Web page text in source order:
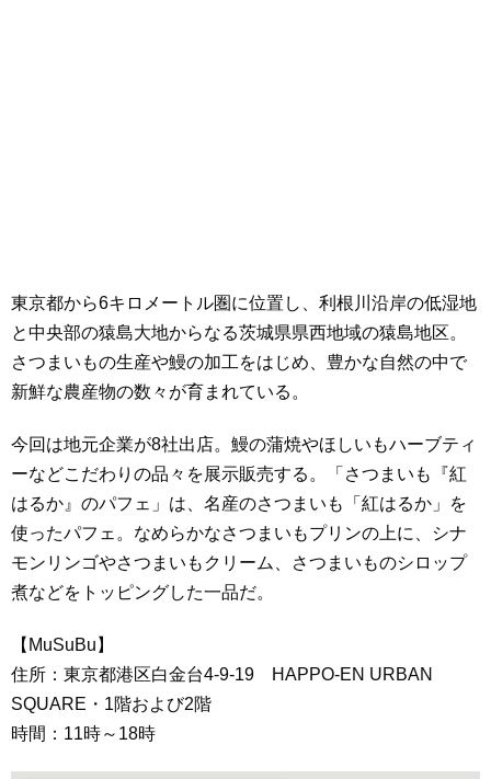
東京都から6キロメートル圏に位置し、利根川沿岸の低湿地
と中央部の猿島大地からなる茨城県県西地域の猿島地区。
さつまいもの生産や鰻の加工をはじめ、豊かな自然の中で
新鮮な農産物の数々が育まれている。
今回は地元企業が8社出店。鰻の蒲焼やほしいもハーブティ
ーなどこだわりの品々を展示販売する。「さつまいも『紅
はるか』のパフェ」は、名産のさつまいも「紅はるか」を
使ったパフェ。なめらかなさつまいもプリンの上に、シナ
モンリンゴやさつまいもクリーム、さつまいものシロップ
煮などをトッピングした一品だ。
【MuSuBu】
住所：東京都港区白金台4-9-19 HAPPO-EN URBAN
SQUARE・1階および2階
時間：11時～18時